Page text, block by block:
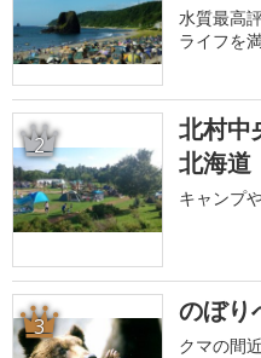
水質最高
ライフを
2
北村中
北海道
キャンプ
3 のぼり
クマの間